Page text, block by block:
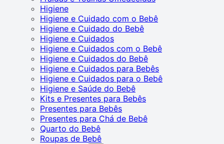
Higiene
Higiene e Cuidado com o Bebê
Higiene e Cuidado do Bebê
Higiene e Cuidados
Higiene e Cuidados com o Bebê
Higiene e Cuidados do Bebê
Higiene e Cuidados para Bebês
Higiene e Cuidados para o Bebê
Higiene e Saúde do Bebê
Kits e Presentes para Bebês
Presentes para Bebês
Presentes para Chá de Bebê
Quarto do Bebê
Roupas de Bebê